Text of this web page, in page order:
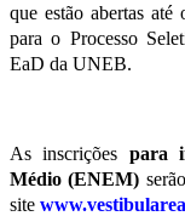
que estão abertas até
para o Processo
EaD da UNEB.
As inscrições para
Médio (ENEM)
site